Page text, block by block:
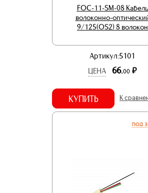
FOC-11-SM-08 Кабель
волоконно-
9/125(OS2) 8 волокон
Артикул:5101
ЦЕНА
66.00 р.
КУПИТЬ К
под